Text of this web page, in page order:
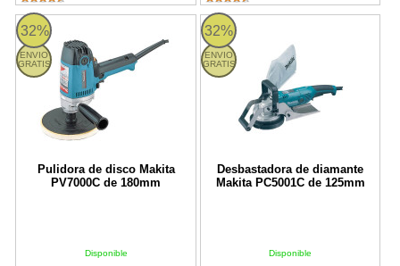
32%
ENVIO
GRATIS
Pulidora de disco Makita
PV7000C de 180mm
Disponible
Pulidora de disco Makita PV7000C de 180mm
32%
ENVIO
GRATIS
Desbastadora de diamante
Makita PC5001C de 125mm
Disponible
Desbastadora de diamante